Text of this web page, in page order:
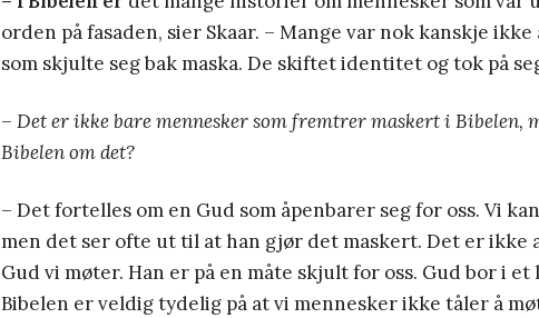
orden på fasaden, sier Skaar. – Mange var nok kanskje
som skjulte seg bak maska. De skiftet identitet og tok på
– Det er ikke bare mennesker som fremtrer maskert i Bibelen,
Bibelen om det?
– Det fortelles om en Gud som åpenbarer seg for oss. Vi
men det ser ofte ut til at han gjør det maskert. Det er
Gud vi møter. Han er på en måte skjult for oss. Gud bor i
Bibelen er veldig tydelig på at vi mennesker ikke tåler å